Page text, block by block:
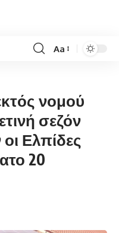
Font
Aa
νομού
σεζόν
Ελπίδες
20